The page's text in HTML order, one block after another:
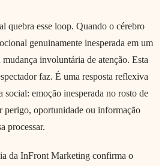
quebra esse loop. Quando o cérebro
genuinamente inesperada em um
involuntária de atenção. Esta
faz. É uma resposta reflexiva
social: emoção inesperada no rosto de
perigo, oportunidade ou informação
processar.
da InFront Marketing confirma o